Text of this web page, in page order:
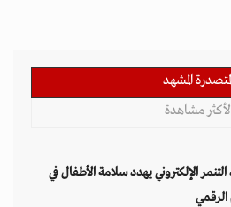
المشهد
مشاهدة
الإلكتروني يهدد سلامة الأطفال في
الرقمي